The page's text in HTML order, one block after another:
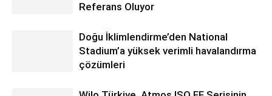
Referans Oluyor
Doğu İklimlendirme’den National
Stadium’a yüksek verimli havalandırma
çözümleri